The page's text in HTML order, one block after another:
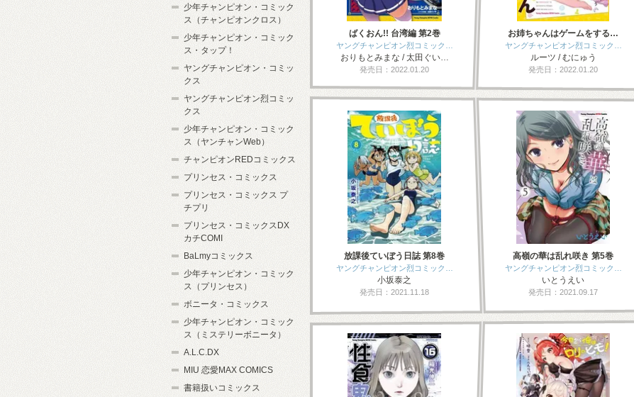
ばくおん!! 台湾編 第2巻
ヤングチャンピオン烈コミック…
おりもとみまな / 太田ぐい…
発売日：2022.01.20
お姉ちゃんはゲームをする…
ヤングチャンピオン烈コミック…
ルーツ / むにゅう
発売日：2022.01.20
放課後ていぼう日誌 第8巻
ヤングチャンピオン烈コミック…
小坂泰之
発売日：2021.11.18
高嶺の華は乱れ咲き 第5巻
ヤングチャンピオン烈コミック…
いとうえい
発売日：2021.09.17
少年チャンピオン・コミック
ス（チャンピオンクロス）
少年チャンピオン・コミック
ス・タップ！
ヤングチャンピオン・コミッ
クス
ヤングチャンピオン烈コミッ
クス
少年チャンピオン・コミック
ス（ヤンチャンWeb）
チャンピオンREDコミックス
プリンセス・コミックス
プリンセス・コミックス プ
チプリ
プリンセス・コミックスDX
カチCOMI
BaLmyコミックス
少年チャンピオン・コミック
ス（プリンセス）
ボニータ・コミックス
少年チャンピオン・コミック
ス（ミステリーボニータ）
A.L.C.DX
MIU 恋愛MAX COMICS
書籍扱いコミックス